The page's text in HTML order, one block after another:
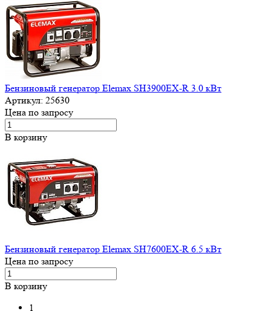
Бензиновый генератор Elemax SH3900EX-R 3.0 кВт
Артикул: 25630
Цена по запросу
В корзину
Бензиновый генератор Elemax SH7600EX-R 6.5 кВт
Цена по запросу
В корзину
1